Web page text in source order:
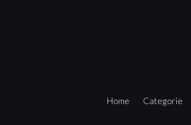
Home Categorie